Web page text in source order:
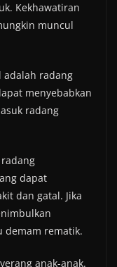
Kekhawatiran
muncul
adalah radang
menyebabkan
radang
dapat
dan gatal. Jika
demam rematik.
anak-anak.